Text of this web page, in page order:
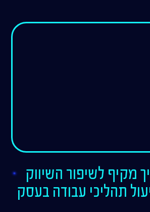
מקיף לשיפור השיווק
תהליכי עבודה בעסק